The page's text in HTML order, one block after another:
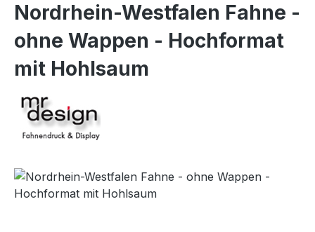
Nordrhein-Westfalen Fahne -
ohne Wappen - Hochformat
mit Hohlsaum
Bildergalerie überspringen